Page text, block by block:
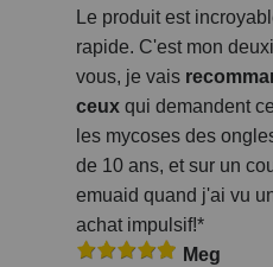
Le produit est
rapide. C'est mon
vous, je vais
ceux qui demandent
les mycoses des
de 10 ans, et sur un
emuaid quand j'ai vu
achat impulsif!*
Meg